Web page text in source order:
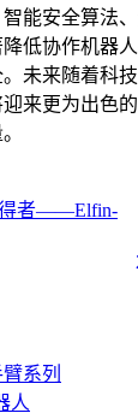
能安全算法
低协作机器
未来随着科
来更为出色
得者——Elfin-
系列
人